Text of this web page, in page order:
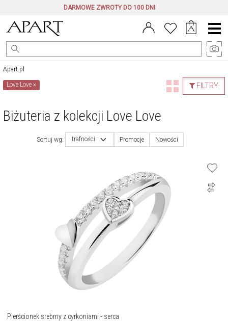
DARMOWE ZWROTY DO 100 DNI
Menu
główne
Apart.pl
FILTRY
Love Love×
Biżuteria z kolekcji Love Love
Sortuj wg: trafności Promocje Nowości
Pierścionek srebrny z cyrkoniami - serca